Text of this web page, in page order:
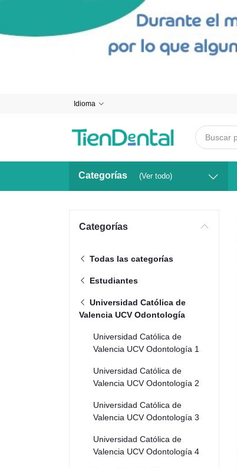
Idioma
Categorías (Ver todo)
Categorías
Todas las categorías
Estudiantes
Universidad Católica de
Valencia UCV Odontología
Universidad Católica de
Valencia UCV Odontología 1
Universidad Católica de
Valencia UCV Odontología 2
Universidad Católica de
Valencia UCV Odontología 3
Universidad Católica de
Valencia UCV Odontología 4